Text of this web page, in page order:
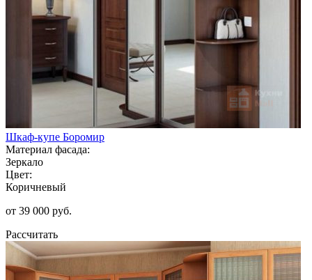
Шкаф-купе Боромир
Материал фасада:
Зеркало
Цвет:
Коричневый
от 39 000 руб.
Рассчитать